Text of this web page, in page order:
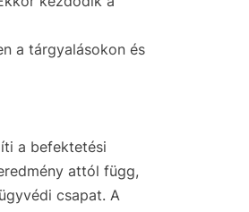
a tárgyalásokon és
a befektetési
attól függ,
csapat. A